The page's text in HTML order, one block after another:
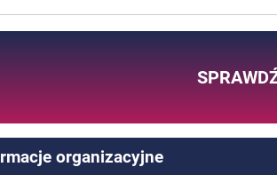
organizacyjne